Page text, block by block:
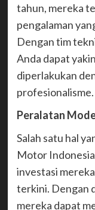
tahun, mereka
pengalaman
Dengan tim
Anda dapat
diperlakukan
profesionalisme.
Peralatan
Salah satu hal
Motor
investasi
terkini. Dengan
mereka dapat